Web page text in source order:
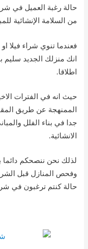
حالة رغبة العميل في
من السلامة الإنشائية
فعندما تنوي شراء فيلا
اطلاقا.
حيث انه في الفترات
الممنهجة عن طريق
جدا في بناء الفلل
الانشائية.
لذلك نحن ننصحكم
وفحص المنازل قبل
حالة كنتم ترغبون في